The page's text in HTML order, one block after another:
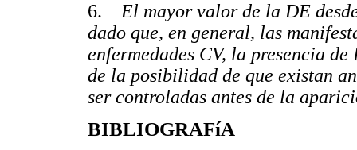
6. El mayor valor de la DE
dado que, en general, las
enfermedades CV, la presencia
de la posibilidad de que existan
ser controladas antes de la
BIBLIOGRAFíA